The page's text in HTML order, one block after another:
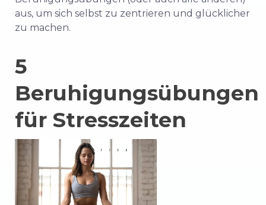
aus, um sich selbst zu zentrieren und glücklicher
zu machen.
5
Beruhigungsübungen
für Stresszeiten